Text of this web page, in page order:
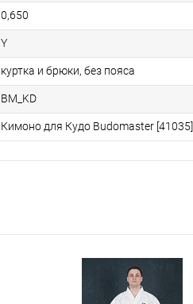
0,650
Y
куртка и брюки, без пояса
BM_KD
Кимоно для Кудо Budomaster [41035]